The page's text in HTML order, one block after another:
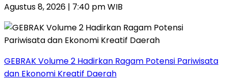
Agustus 8, 2026 | 7:40 pm WIB
GEBRAK Volume 2 Hadirkan Ragam Potensi Pariwisata
dan Ekonomi Kreatif Daerah